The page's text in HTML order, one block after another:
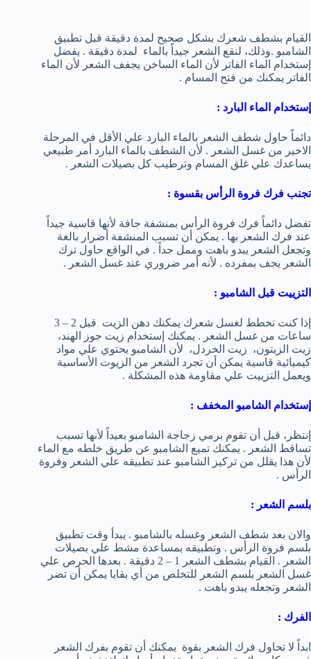
القيام بشطف شعرك بشكل صحيح لمدة دقيقة قبل تطبيق
الشامبو .وذلك، لنقع الشعر جيداً بالماء لمدة دقيقة . يفضل
إستخدام الماء الفاتر لأن الماء الساخن يجفف الشعر لأن الماء
الفاتر يمكنك من فتح المسام .
إستخدام الماء البارد :
دائماً حاول شطف الشعر بالماء البارد علي الأقل في المرحلة
الاخير من غسل الشعر . لأن الشطف بالماء البارد أمر طبيعي
يساعدك علي غلق المسام وترطيب كل بصيلات الشعر .
تجنب فرك فروة الرأس بقسوة :
تفضل دائماً فرك فروة الرأس بمنشفة جافة لأنها قاسية جيداً
عند فرك الشعر بها . يمكن أن تسبب المنشفة أضرار بالغة
وتجعل الشعر يبدو باهت وممل جداً . في الواقع حاول ترك
الشعر يجف بمفرده . لأنه أمر ضروري عند غسل الشعر .
التزييت قبل الشامبو :
إذا كنت تخطط لغسل شعرك يمكنك دهن الزيت قبل 2 – 3
ساعات من غسل الشعر . يمكنك إستخدام زيت جوز الهند،
زيت الزيتون، زيت الخردل، لأن الشامبو يحتوي علي مواد
كيميائية قاسية يمكن أن تجرد الشعر من الزيوت الأساسية
ويعمل التزييت علي مقاومة هذه المشكلة .
إستخدام الشامبو المخفف :
إنتظر، قبل أن تقوم برمي زجاجة الشامبو بعيداً لأنها تسبب
تساقط الشعر . يمكنك تميع الشامبو عن طريق خلطه مع الماء
لأن هذا يقلل من تركيز الشامبو عند تطبيقه علي الشعر وفروة
الرأس .
بلسم الشعر :
والان بعد شطف الشعر وغسله بالشامبو . يبدأ وقت تطبيق
بلسم فروة الرأس . وتطبيقه بمساعدة مشط علي بصيلات
الشعر . القيام بشطف الشعر 1 – 2 دقيقة . بعدها الحرص علي
غسل الشعر بلسم الشعر للتخلص من أي بقايا يمكن أن تضر
الشعر وتجعله يبدو باهت .
الفرك :
ابداً لا تحاول فرك الشعر بقوة يمكنك أن تقوم بفرك الشعر